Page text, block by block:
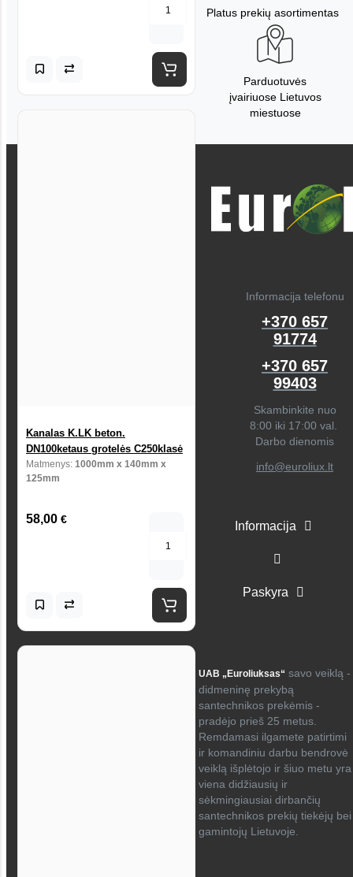
Kanalas K.LK beton.
DN100ketaus grotelės C250klasė
Matmenys: 1000mm x 140mm x
125mm
58,00 €
Platus prekių asortimentas
Parduotuvės
įvairiuose Lietuvos
miestuose
Informacija telefonu
+370 657
91774
+370 657
99403
Skambinkite nuo
8:00 iki 17:00 val.
Darbo dienomis
info@euroliux.lt
Informacija
Paskyra
UAB „Euroliuksas“ savo veiklą -
didmeninę prekybą
santechnikos prekėmis -
pradėjo prieš 25 metus.
Remdamasi ilgamete patirtimi
ir komandiniu darbu bendrovė
veiklą išplėtojo ir šiuo metu yra
viena didžiausių ir
sėkmingiausiai dirbančių
santechnikos prekių tiekėjų bei
gamintojų Lietuvoje.